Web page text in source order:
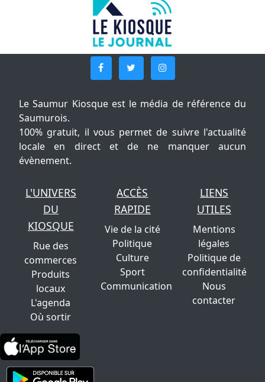
Le Saumur Kiosque est le média de référence du
Saumurois.
100% gratuit, il vous permet de suivre l'actualité
locale en direct et de ne manquer aucun
évènement.
L'UNIVERS
DU
KIOSQUE
Rue des
commerces
Produits
locaux
L'agenda
Où sortir
ACCÈS
RAPIDE
Vie de la cité
Politique
Culture
Sport
Communication
LIENS
UTILES
Mentions
légales
Politique de
confidentialité
Nous
contacter